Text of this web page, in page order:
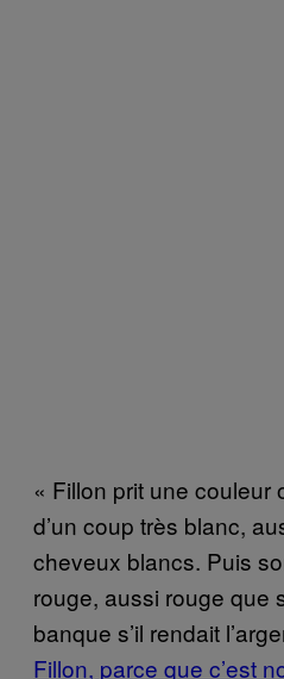
« Fillon prit une couleur
d’un coup très blanc,
cheveux blancs. Puis
rouge, aussi rouge que
banque s’il rendait
Fillon, parce que c’est